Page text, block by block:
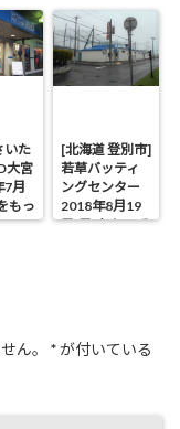
いた
大宮
7月
もっ
[北海道 登別市]
若草バッティ
ングセンター
2018年8月19
日(日)をもって
ん。 *が付いている